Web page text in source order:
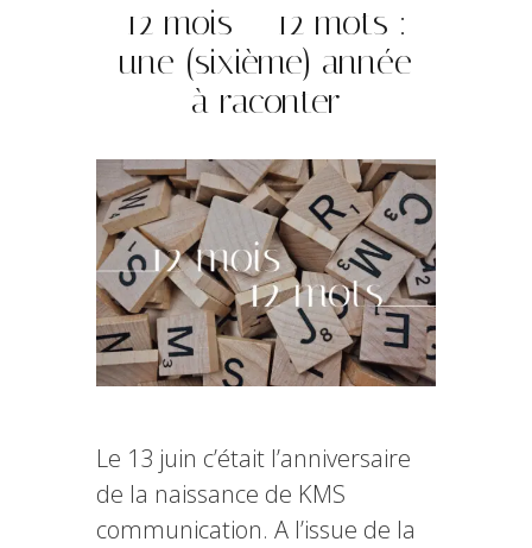
12 mois – 12 mots :
une (sixième) année
à raconter
Le 13 juin c’était l’anniversaire
de la naissance de KMS
communication. A l’issue de la